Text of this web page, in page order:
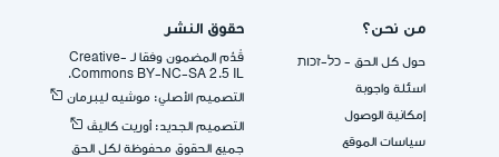
من نحن؟
حول كل الحق - כל-זכות
اسئلة واجوبة
إمكانية الوصول
سياسات الموقع
حقوق النشر
قُدِّم المضمون وفقا لـ -Creative
Commons BY-NC-SA 2.5 IL.
التصميم الأصلي: موشيه ليبرمان
التصميم الجديد: أوريت كاليڤ
جميع الحقوق محفوظة لكل الحق